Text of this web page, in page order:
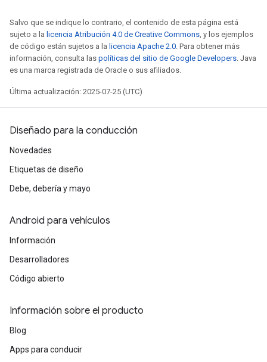
Salvo que se indique lo contrario, el contenido de esta página está
sujeto a la licencia Atribución 4.0 de Creative Commons, y los ejemplos
de código están sujetos a la licencia Apache 2.0. Para obtener más
información, consulta las políticas del sitio de Google Developers. Java
es una marca registrada de Oracle o sus afiliados.
Última actualización: 2025-07-25 (UTC)
Diseñado para la conducción
Novedades
Etiquetas de diseño
Debe, debería y mayo
Android para vehículos
Información
Desarrolladores
Código abierto
Información sobre el producto
Blog
Apps para conducir